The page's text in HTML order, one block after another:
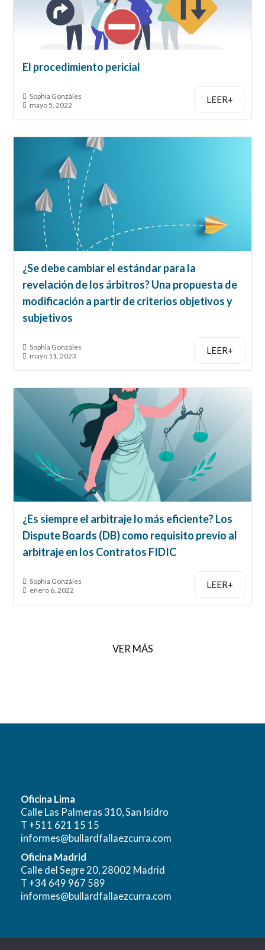
El procedimiento pericial
Sophia Gonzáles
mayo 5, 2022
LEER+
¿Se debe cambiar el estándar para la
revelación de los árbitros? Una propuesta de
modificación a partir de criterios objetivos y
subjetivos
Sophia Gonzáles
mayo 11, 2023
LEER+
¿Es siempre el arbitraje lo más eficiente? Los
Dispute Boards (DB) como requisito previo al
arbitraje en los Contratos FIDIC
Sophia Gonzáles
enero 6, 2022
LEER+
VER MÁS
Oficina Lima
Calle Las Palmeras 310, San Isidro
T +511 621 15 15
informes@bullardfallaezcurra.com
Oficina Madrid
Calle del Segre 20, 28002 Madrid
T +34 649 967 589
informes@bullardfallaezcurra.com